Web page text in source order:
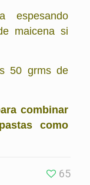
maicena si
50 grms de
combinar
como
65